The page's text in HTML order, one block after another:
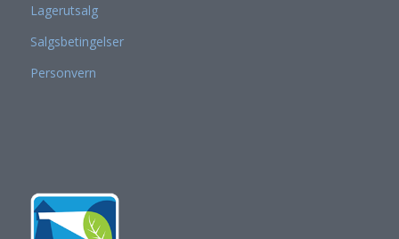
Lagerutsalg
Salgsbetingelser
Personvern